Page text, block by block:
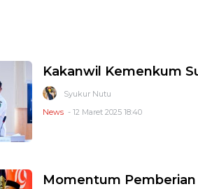
Kakanwil Kemenkum
Syukur Nutu
News - 12 Maret 2025 18:40
Momentum Pemberian